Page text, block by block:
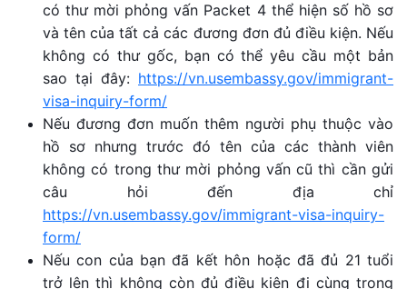
có thư mời phỏng vấn Packet 4 thể hiện số hồ sơ
và tên của tất cả các đương đơn đủ điều kiện. Nếu
không có thư gốc, bạn có thể yêu cầu một bản
sao tại đây: https://vn.usembassy.gov/immigrant-
visa-inquiry-form/
Nếu đương đơn muốn thêm người phụ thuộc vào
hồ sơ nhưng trước đó tên của các thành viên
không có trong thư mời phỏng vấn cũ thì cần gửi
câu hỏi đến địa chỉ
https://vn.usembassy.gov/immigrant-visa-inquiry-
form/
Nếu con của bạn đã kết hôn hoặc đã đủ 21 tuổi
trở lên thì không còn đủ điều kiện đi cùng trong